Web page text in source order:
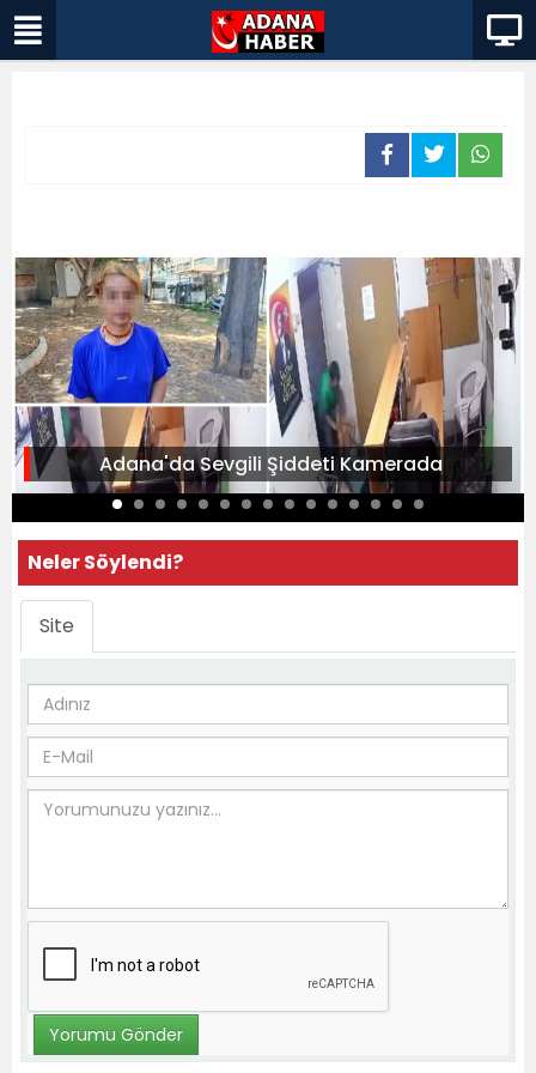
Adana'da Sevgili Şiddeti Kamerada
Neler Söylendi?
Site